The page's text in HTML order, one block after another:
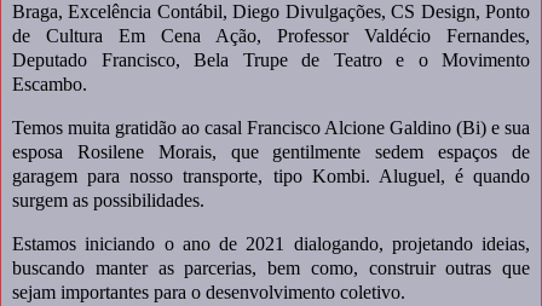
Braga, Excelência Contábil, Diego Divulgações, CS Design, Ponto
de Cultura Em Cena Ação, Professor Valdécio Fernandes,
Deputado Francisco, Bela Trupe de Teatro e o Movimento
Escambo.
Temos muita gratidão ao casal Francisco Alcione Galdino (Bi) e sua
esposa Rosilene Morais, que gentilmente sedem espaços de
garagem para nosso transporte, tipo Kombi. Aluguel, é quando
surgem as possibilidades.
Estamos iniciando o ano de 2021 dialogando, projetando ideias,
buscando manter as parcerias, bem como, construir outras que
sejam importantes para o desenvolvimento coletivo.